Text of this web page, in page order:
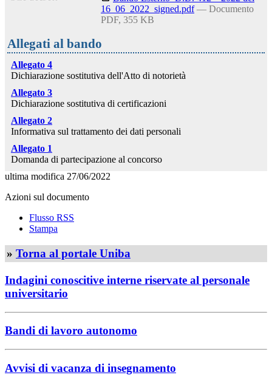
16_06_2022_signed.pdf — Documento
PDF, 355 KB
Allegati al bando
Allegato 4
Dichiarazione sostitutiva dell'Atto di notorietà
Allegato 3
Dichiarazione sostitutiva di certificazioni
Allegato 2
Informativa sul trattamento dei dati personali
Allegato 1
Domanda di partecipazione al concorso
ultima modifica 27/06/2022
Azioni sul documento
Flusso RSS
Stampa
» Torna al portale Uniba
Indagini conoscitive interne riservate al personale
universitario
Bandi di lavoro autonomo
Avvisi di vacanza di insegnamento